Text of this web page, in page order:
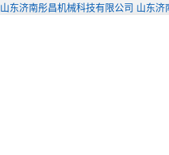
山东济南彤昌机械科技有限公司 山东济